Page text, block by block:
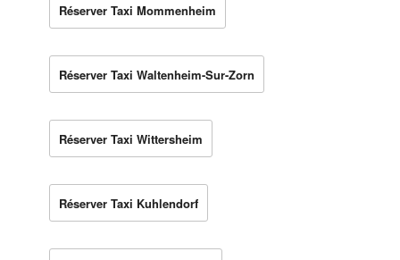
Réserver Taxi Mommenheim
Réserver Taxi Waltenheim-Sur-Zorn
Réserver Taxi Wittersheim
Réserver Taxi Kuhlendorf